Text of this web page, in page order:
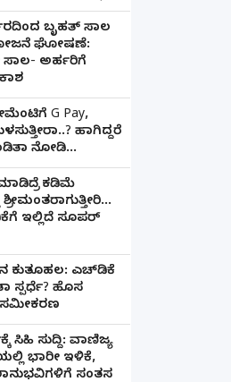
ಬೃಹತ್ ಸಾಲ
ಘೋಷಣೆ:
ಸಾಲ- ಅರ್ಹರಿಗೆ
G Pay,
ಹಾಗಿದ್ದರೆ
ನೋಡಿ...
ಕಡಿಮೆ
ಇಲ್ಲಿದೆ ಸೂಪರ್
ಕುತೂಹಲ: ಎಚ್‌ಡಿಕೆ
ಸ್ಪರ್ಧೆ? ಹೊಸ
ಸಿಹಿ ಸುದ್ದಿ: ವಾಣಿಜ್ಯ
ಭಾರೀ ಇಳಿಕೆ,
ಸಂತಸ